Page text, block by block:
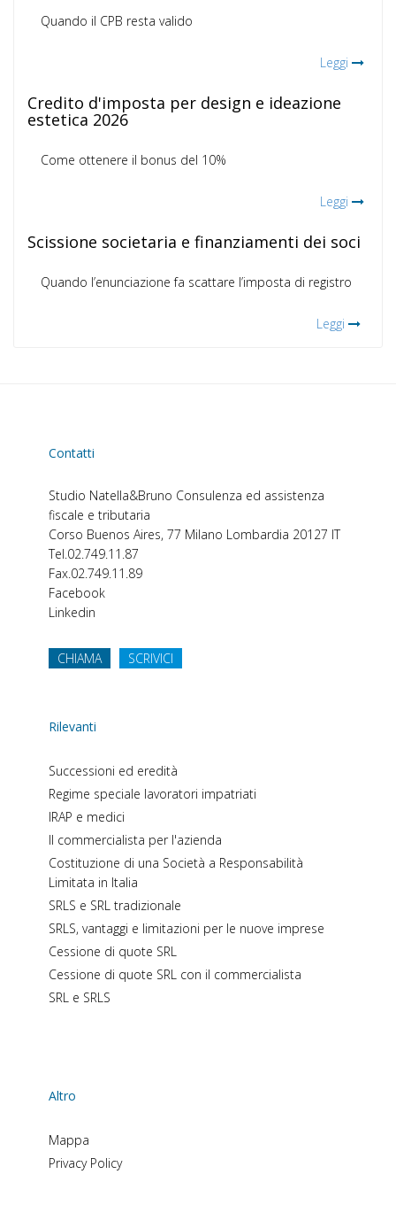
Quando il CPB resta valido
Leggi
Credito d'imposta per design e ideazione
estetica 2026
Come ottenere il bonus del 10%
Leggi
Scissione societaria e finanziamenti dei soci
Quando l’enunciazione fa scattare l’imposta di registro
Leggi
Contatti
Studio Natella&Bruno Consulenza ed assistenza
fiscale e tributaria
Corso Buenos Aires, 77 Milano Lombardia 20127 IT
Tel.02.749.11.87
Fax.02.749.11.89
Facebook
Linkedin
CHIAMA SCRIVICI
Rilevanti
Successioni ed eredità
Regime speciale lavoratori impatriati
IRAP e medici
Il commercialista per l'azienda
Costituzione di una Società a Responsabilità
Limitata in Italia
SRLS e SRL tradizionale
SRLS, vantaggi e limitazioni per le nuove imprese
Cessione di quote SRL
Cessione di quote SRL con il commercialista
SRL e SRLS
Altro
Mappa
Privacy Policy